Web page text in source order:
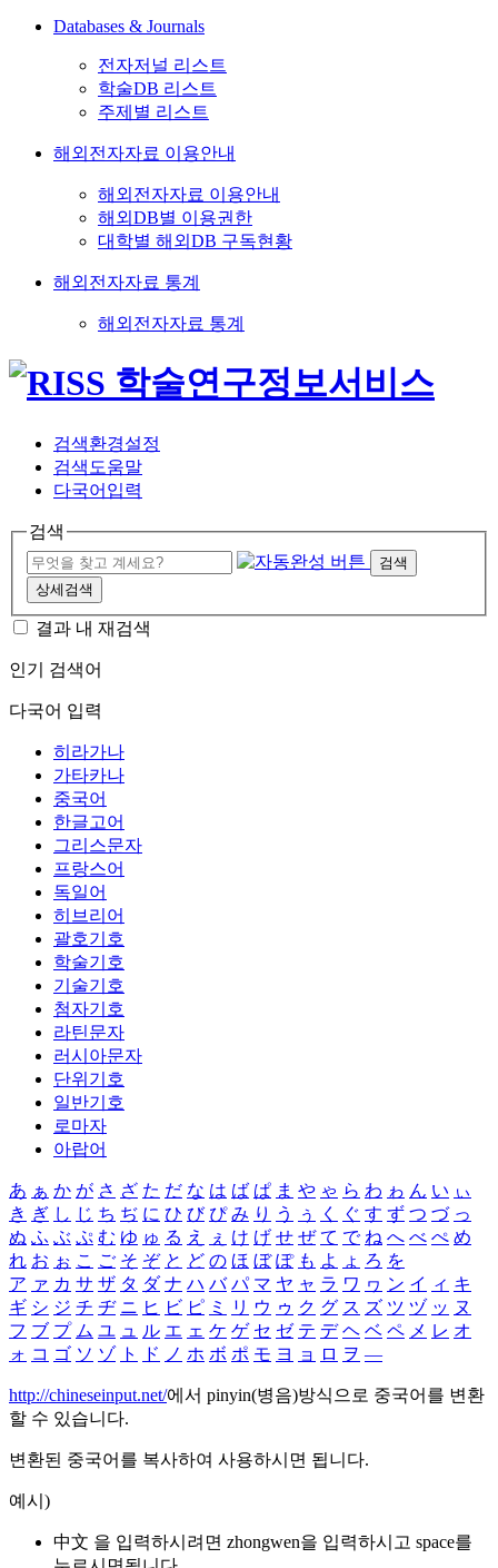
Databases & Journals
전자저널 리스트
학술DB 리스트
주제별 리스트
해외전자자료 이용안내
해외전자자료 이용안내
해외DB별 이용권한
대학별 해외DB 구독현황
해외전자자료 통계
해외전자자료 통계
검색환경설정
검색도움말
다국어입력
검색
검색
상세검색
결과 내 재검색
인기 검색어
다국어 입력
히라가나
가타카나
중국어
한글고어
그리스문자
프랑스어
독일어
히브리어
괄호기호
학술기호
기술기호
첨자기호
라틴문자
러시아문자
단위기호
일반기호
로마자
아랍어
あ ぁ か が さ ざ た だ な は ば ぱ ま や ゃ ら わ ゎ ん い ぃ
き ぎ し じ ち ぢ に ひ び ぴ み り う ぅ く ぐ す ず つ づ っ
ぬ ふ ぶ ぷ む ゆ ゅ る え ぇ け げ せ ぜ て で ね へ べ ぺ め
れ お ぉ こ ご そ ぞ と ど の ほ ぼ ぽ も よ ょ ろ を
ア ァ カ サ ザ タ ダ ナ ハ バ パ マ ヤ ャ ラ ワ ヮ ン イ ィ キ
ギ シ ジ チ ヂ ニ ヒ ビ ピ ミ リ ウ ゥ ク グ ス ズ ツ ヅ ッ ヌ
フ ブ プ ム ユ ュ ル エ ェ ケ ゲ セ ゼ テ デ ヘ ベ ペ メ レ オ
ォ コ ゴ ソ ゾ ト ド ノ ホ ボ ポ モ ヨ ョ ロ ヲ ―
http://chineseinput.net/에서 pinyin(병음)방식으로 중국어를 변환
할 수 있습니다.
변환된 중국어를 복사하여 사용하시면 됩니다.
예시)
中文 을 입력하시려면 zhongwen을 입력하시고 space를